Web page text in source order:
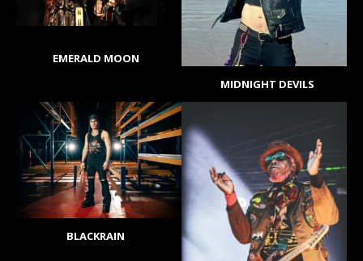
EMERALD MOON
MIDNIGHT DEVILS
BLACKRAIN